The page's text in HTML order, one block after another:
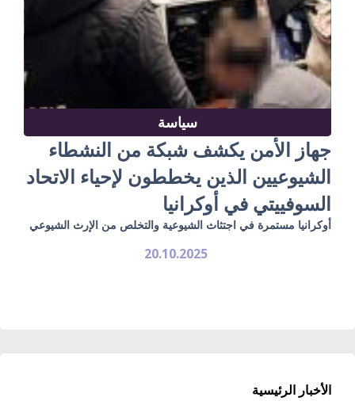
سياسة
جهاز الأمن يكشف شبكة من النشطاء
الشيوعيين الذين يخططون لإحياء الاتحاد
السوفييتي في أوكرانيا
أوكرانيا مستمرة في اجتثاث الشيوعية والتخلص من الإرث الشيوعي
20.10.2025
الأخبار الرئيسية